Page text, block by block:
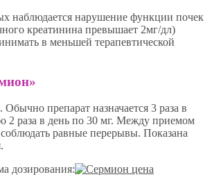
наблюдается нарушение функции почек
креатинина превышает 2мг/дл)
в меньшей терапевтической
препарат назначается 3 раза в
2 раза в день по 30 мг. Между приемом
равные перерывы. Показана
дозирования: